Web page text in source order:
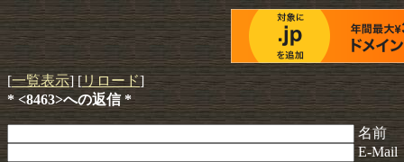
[一覧表示] [リロード]
* <8463>への返信 *
名前
E-Mail